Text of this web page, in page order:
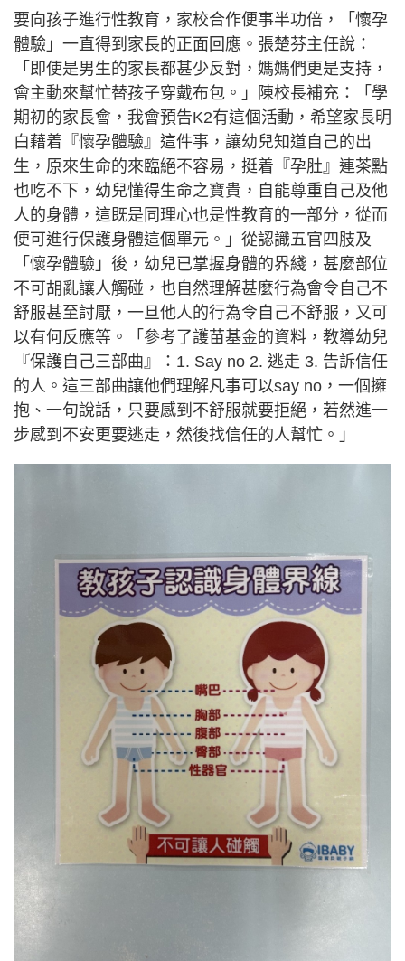
要向孩子進行性教育，家校合作便事半功倍，「懷孕
體驗」一直得到家長的正面回應。張楚芬主任說：
「即使是男生的家長都甚少反對，媽媽們更是支持，
會主動來幫忙替孩子穿戴布包。」陳校長補充：「學
期初的家長會，我會預告K2有這個活動，希望家長明
白藉着『懷孕體驗』這件事，讓幼兒知道自己的出
生，原來生命的來臨絕不容易，挺着『孕肚』連茶點
也吃不下，幼兒懂得生命之寶貴，自能尊重自己及他
人的身體，這既是同理心也是性教育的一部分，從而
便可進行保護身體這個單元。」從認識五官四肢及
「懷孕體驗」後，幼兒已掌握身體的界綫，甚麼部位
不可胡亂讓人觸碰，也自然理解甚麼行為會令自己不
舒服甚至討厭，一旦他人的行為令自己不舒服，又可
以有何反應等。「參考了護苗基金的資料，教導幼兒
『保護自己三部曲』：1. Say no 2. 逃走 3. 告訴信任
的人。這三部曲讓他們理解凡事可以say no，一個擁
抱、一句說話，只要感到不舒服就要拒絕，若然進一
步感到不安更要逃走，然後找信任的人幫忙。」